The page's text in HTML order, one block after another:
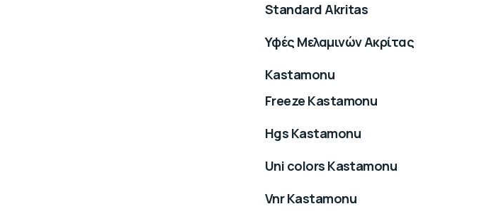
Standard Akritas
Υφές Μελαμινών Ακρίτας
Kastamonu
Freeze Kastamonu
Hgs Kastamonu
Uni colors Kastamonu
Vnr Kastamonu